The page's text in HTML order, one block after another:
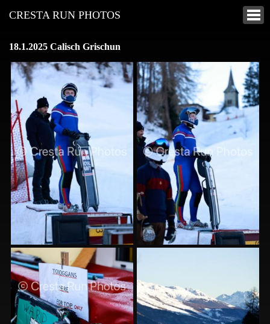
CRESTA RUN PHOTOS
18.1.2025 Calisch Grischun